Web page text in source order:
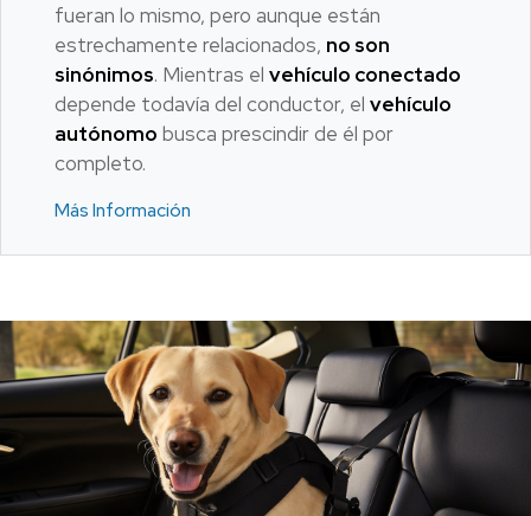
fueran lo mismo, pero aunque están
estrechamente relacionados, no son
sinónimos. Mientras el vehículo conectado
depende todavía del conductor, el vehículo
autónomo busca prescindir de él por
completo.
Más Información